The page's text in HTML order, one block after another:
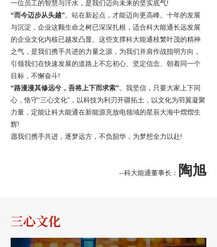
合作模式
联系我们
一位员工的智慧与汗水，是我们迈向未来的坚实底气!
“而今迈步从头越”。站在新起点，才能迈向更高峰。十年的发展
与沉淀，企业这颗生命之树已深深扎根，适合科大能通长远发展
的企业文化内核已越发凸显。这些支撑科大能通枝繁叶茂的精神
之气，是我们携手共进的力量之源，为我们并肩作战指明方向，
引领我们在快速发展的道路上不忘初心、坚定信念、朝着同一个
目标，不懈奋斗!
“路漫漫其修远兮，吾将上下而求索”。我坚信，只要大家上下同
心，恪守“三心文化”，以科技为利刃开疆拓土，以文化为羽翼凝聚
力量，定能让科大能通在新能源充放电领域的星辰大海中熠熠生
辉!
愿我们携手共进，逐梦远方，不负韶华，为梦想全力以赴!
--科大能通董事长： 陶旭
三心文化